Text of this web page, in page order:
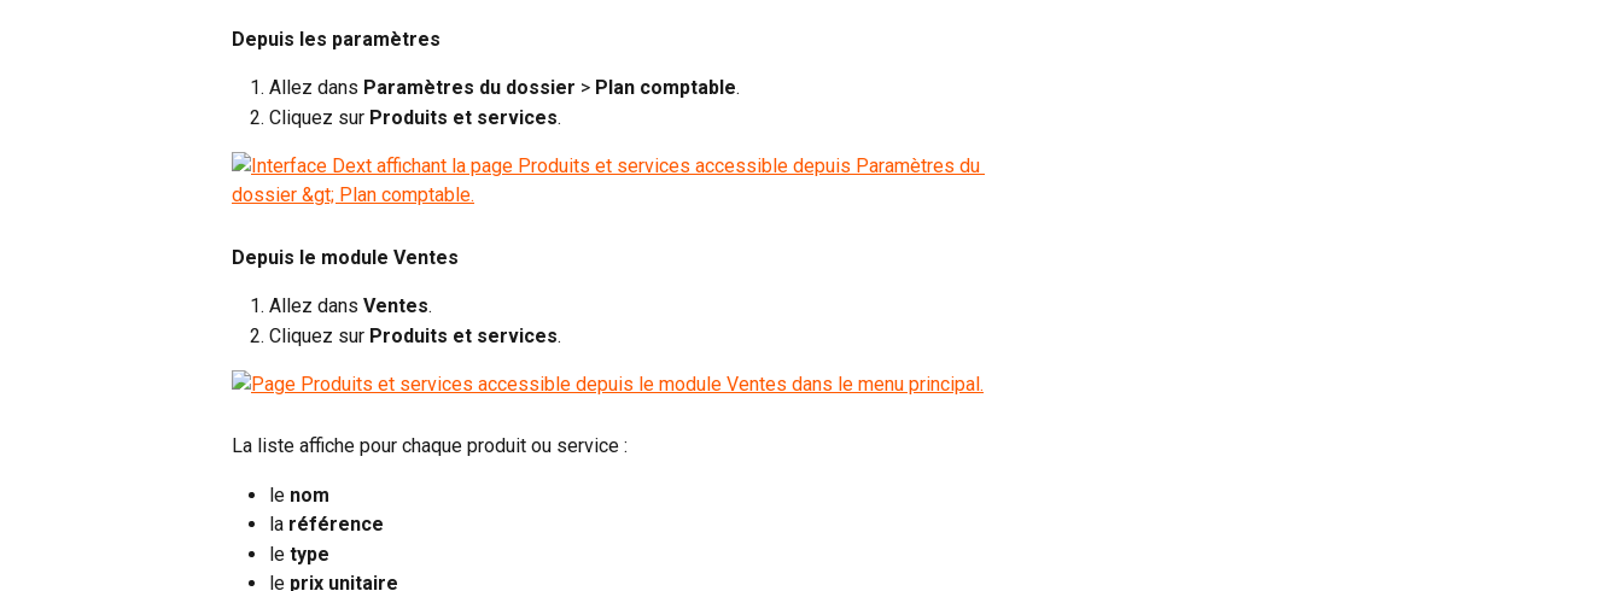
Depuis les paramètres
Allez dans Paramètres du dossier > Plan comptable.
Cliquez sur Produits et services.
Depuis le module Ventes
Allez dans Ventes.
Cliquez sur Produits et services.
La liste affiche pour chaque produit ou service :
le nom
la référence
le type
le prix unitaire